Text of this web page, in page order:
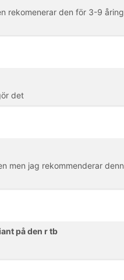
rekomenerar den för 3-9
det
men jag rekommenderar
på den r tb